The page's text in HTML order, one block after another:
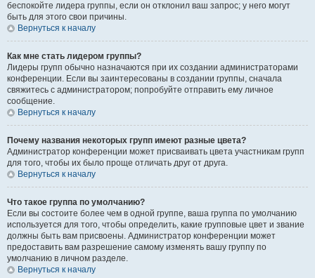
беспокойте лидера группы, если он отклонил ваш запрос; у него могут
быть для этого свои причины.
Вернуться к началу
Как мне стать лидером группы?
Лидеры групп обычно назначаются при их создании администраторами
конференции. Если вы заинтересованы в создании группы, сначала
свяжитесь с администратором; попробуйте отправить ему личное
сообщение.
Вернуться к началу
Почему названия некоторых групп имеют разные цвета?
Администратор конференции может присваивать цвета участникам групп
для того, чтобы их было проще отличать друг от друга.
Вернуться к началу
Что такое группа по умолчанию?
Если вы состоите более чем в одной группе, ваша группа по умолчанию
используется для того, чтобы определить, какие групповые цвет и звание
должны быть вам присвоены. Администратор конференции может
предоставить вам разрешение самому изменять вашу группу по
умолчанию в личном разделе.
Вернуться к началу